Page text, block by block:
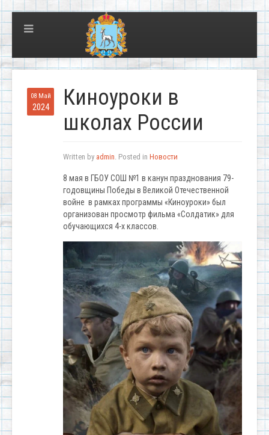
08 Май
2024
Киноуроки в
школах России
Written by admin. Posted in Новости
8 мая в ГБОУ СОШ №1 в канун празднования 79-
годовщины Победы в Великой Отечественной
войне в рамках программы «Киноуроки» был
организован просмотр фильма «Солдатик» для
обучающихся 4-х классов.